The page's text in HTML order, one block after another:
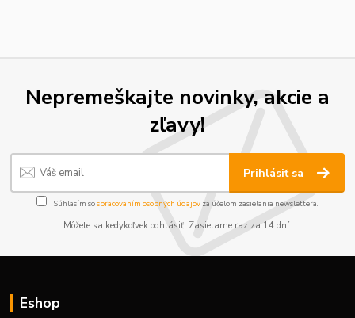
Nepremeškajte novinky, akcie a
zľavy!
Prihlásiť sa
Súhlasím sospracovaním osobných údajov za účelom zasielania newslettera.
Môžete sa kedykoľvek odhlásiť. Zasielame raz za 14 dní.
Eshop